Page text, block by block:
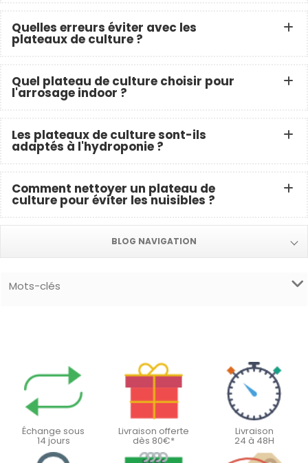
Quelles erreurs éviter avec les
plateaux de culture ?
Quel plateau de culture choisir pour
l'arrosage indoor ?
Les plateaux de culture sont-ils
adaptés à l'hydroponie ?
Comment nettoyer un plateau de
culture pour éviter les nuisibles ?
BLOG NAVIGATION
Mots-clés
Échange sous
14 jours
Livraison offerte
dès 80€*
Livraison
24 à 48H